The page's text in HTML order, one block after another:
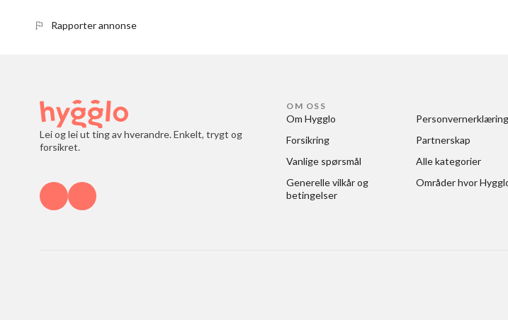
Rapporter annonse
Lei og lei ut ting av hverandre. Enkelt, trygt og
forsikret.
OM OSS
Om Hygglo
Forsikring
Vanlige spørsmål
Generelle vilkår og
betingelser
Personvernerklæring
Partnerskap
Alle kategorier
Områder hvor